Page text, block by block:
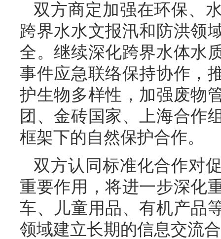
双方商定加强在环保、
跨界水水文报汛和防洪领
全。继续深化跨界水体水
事件应急联络保持协作，
护生物多样性，加强废物
团、金砖国家、上海合作
框架下的自然保护合作。
双方认同标准化合作对
重要作用，将进一步深化
车、儿童用品、有机产品
领域建立长期的信息交流